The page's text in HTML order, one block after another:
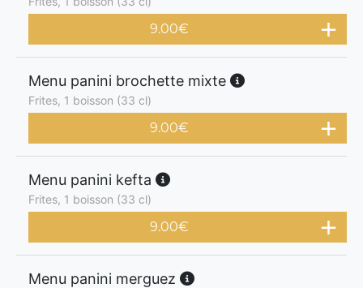
9.00€
Menu panini brochette mixte
Frites, 1 boisson (33 cl)
9.00€
Menu panini kefta
Frites, 1 boisson (33 cl)
9.00€
Menu panini merguez